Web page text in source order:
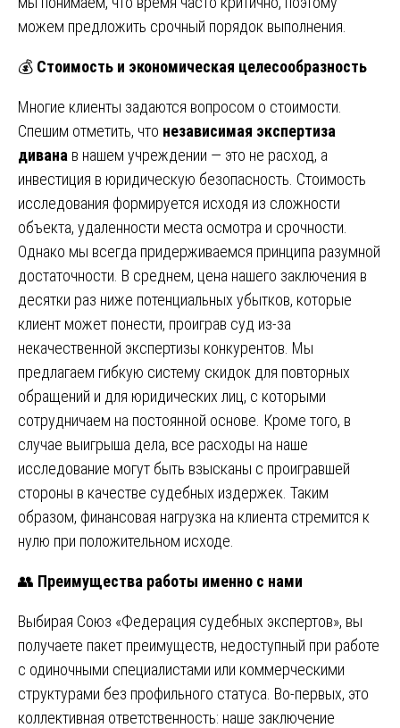
можем предложить срочный порядок выполнения.
💰 Стоимость и экономическая целесообразность
Многие клиенты задаются вопросом о стоимости.
Спешим отметить, что независимая экспертиза
дивана в нашем учреждении — это не расход, а
инвестиция в юридическую безопасность. Стоимость
исследования формируется исходя из сложности
объекта, удаленности места осмотра и срочности.
Однако мы всегда придерживаемся принципа разумной
достаточности. В среднем, цена нашего заключения в
десятки раз ниже потенциальных убытков, которые
клиент может понести, проиграв суд из-за
некачественной экспертизы конкурентов. Мы
предлагаем гибкую систему скидок для повторных
обращений и для юридических лиц, с которыми
сотрудничаем на постоянной основе. Кроме того, в
случае выигрыша дела, все расходы на наше
исследование могут быть взысканы с проигравшей
стороны в качестве судебных издержек. Таким
образом, финансовая нагрузка на клиента стремится к
нулю при положительном исходе.
👥 Преимущества работы именно с нами
Выбирая Союз «Федерация судебных экспертов», вы
получаете пакет преимуществ, недоступный при работе
с одиночными специалистами или коммерческими
структурами без профильного статуса. Во-первых, это
коллективная ответственность: наше заключение